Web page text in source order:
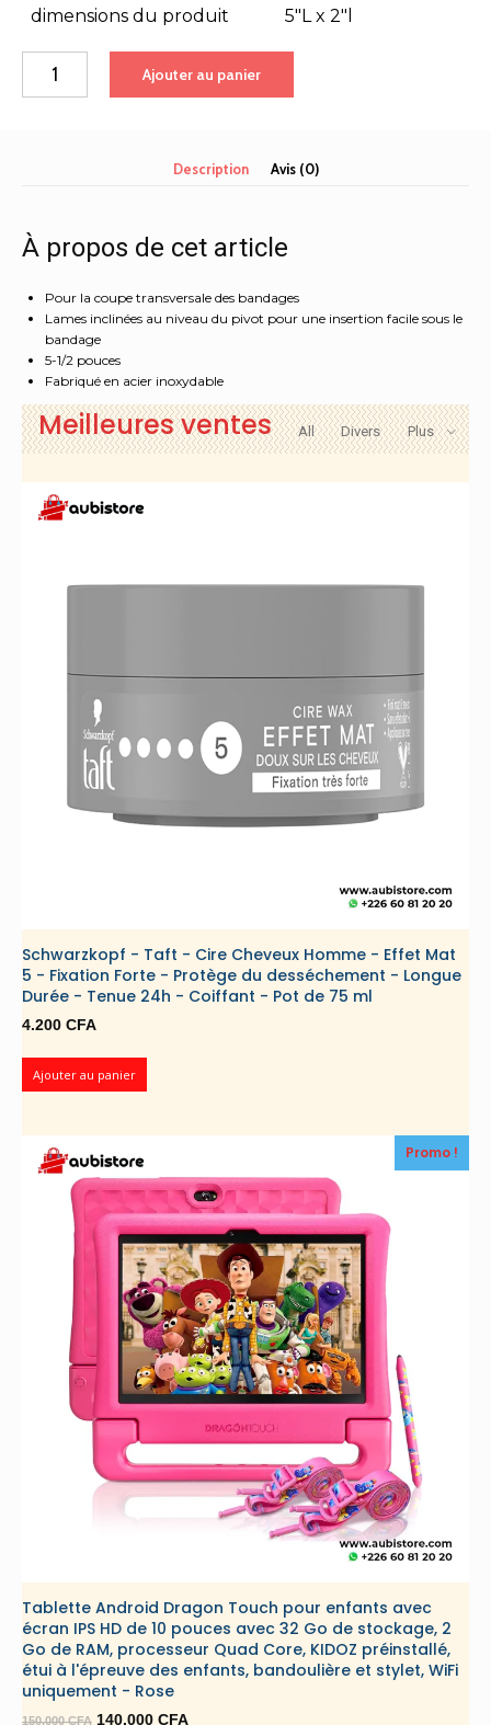
dimensions du produit
5″L x 2″l
quantité
Medique,
capacité,
volume,
acier
inoxydable,
standard,
argent
Ajouter au panier
Description Avis (0)
À propos de cet article
Pour la coupe transversale des bandages
Lames inclinées au niveau du pivot pour une insertion facile sous le
bandage
5-1/2 pouces
Fabriqué en acier inoxydable
Meilleures ventes All Divers Plus
Schwarzkopf - Taft - Cire Cheveux Homme - Effet Mat
5 - Fixation Forte - Protège du desséchement - Longue
Durée - Tenue 24h - Coiffant - Pot de 75 ml
4.200 CFA
Ajouter au panier
Promo !
Tablette Android Dragon Touch pour enfants avec
écran IPS HD de 10 pouces avec 32 Go de stockage, 2
Go de RAM, processeur Quad Core, KIDOZ préinstallé,
étui à l'épreuve des enfants, bandoulière et stylet, WiFi
uniquement - Rose
150.000CFA Le
140.000 CFA